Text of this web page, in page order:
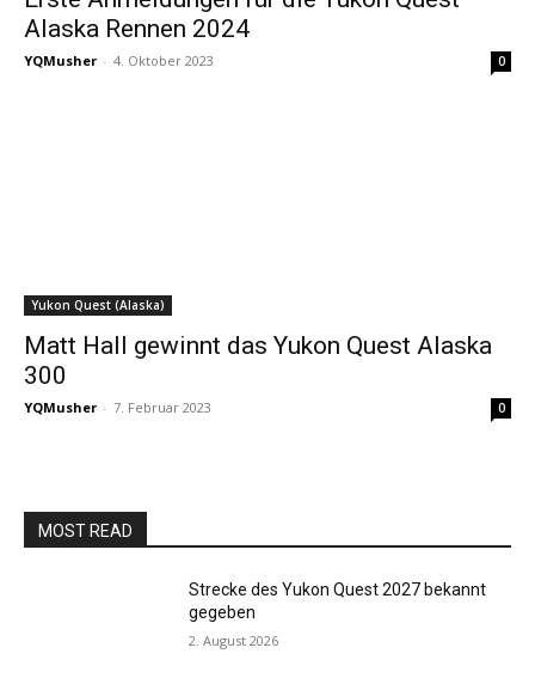
Alaska Rennen 2024
YQMusher - 4. Oktober 2023 0
Yukon Quest (Alaska)
Matt Hall gewinnt das Yukon Quest Alaska
300
YQMusher - 7. Februar 2023 0
MOST READ
Strecke des Yukon Quest 2027 bekannt
gegeben
2. August 2026